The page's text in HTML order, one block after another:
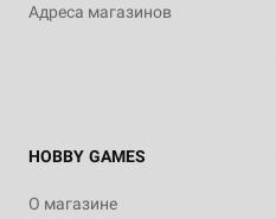
Адреса магазинов
HOBBY GAMES
О магазине